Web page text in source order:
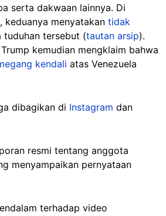
serta dakwaan lainnya. Di
keduanya menyatakan tidak
tuduhan tersebut (tautan arsip).
kemudian mengklaim bahwa
kendali atas Venezuela
dibagikan di Instagram dan
resmi tentang anggota
menyampaikan pernyataan
terhadap video